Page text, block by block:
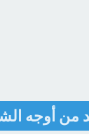
من أوجه